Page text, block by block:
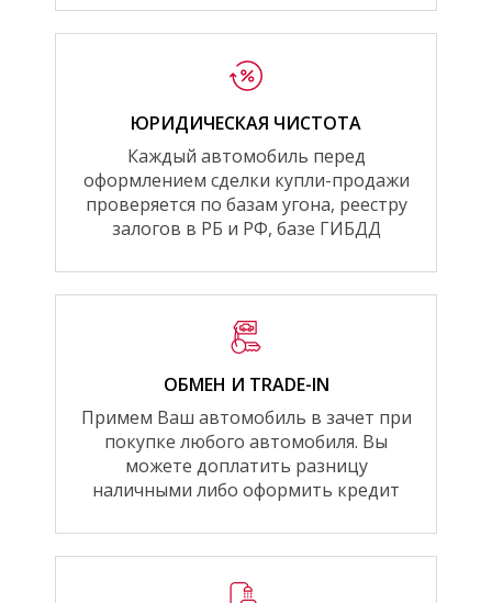
ЮРИДИЧЕСКАЯ ЧИСТОТА
Каждый автомобиль перед
оформлением сделки купли-продажи
проверяется по базам угона, реестру
залогов в РБ и РФ, базе ГИБДД
ОБМЕН И TRADE-IN
Примем Ваш автомобиль в зачет при
покупке любого автомобиля. Вы
можете доплатить разницу
наличными либо оформить кредит